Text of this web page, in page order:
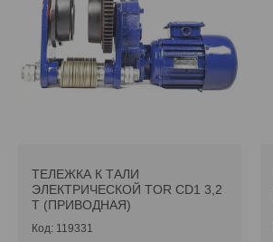
ТЕЛЕЖКА К ТАЛИ
ЭЛЕКТРИЧЕСКОЙ TOR CD1 3,2
Т (ПРИВОДНАЯ)
119331